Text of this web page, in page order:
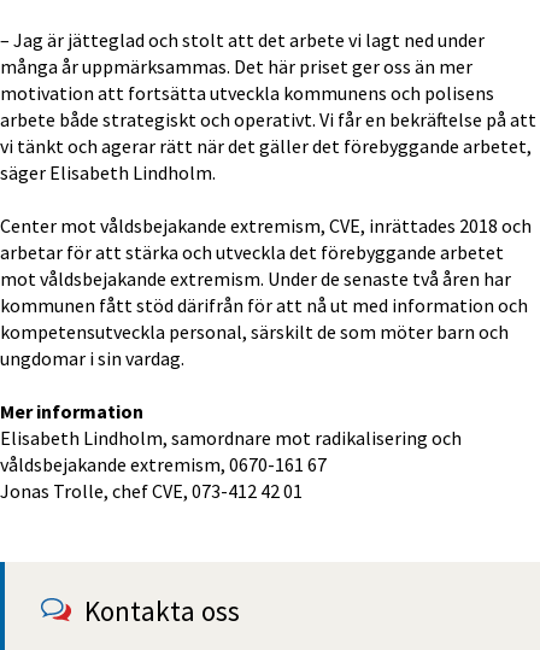
– Jag är jätteglad och stolt att det arbete vi lagt ned under
många år uppmärksammas. Det här priset ger oss än mer
motivation att fortsätta utveckla kommunens och polisens
arbete både strategiskt och operativt. Vi får en bekräftelse på att
vi tänkt och agerar rätt när det gäller det förebyggande arbetet,
säger Elisabeth Lindholm.
Center mot våldsbejakande extremism, CVE, inrättades 2018 och
arbeta­r för att stärka och utveckla det förebyggande arbetet
mot våldsbejakande extremism. Under de senaste två åren har
kommunen fått stöd därifrån för att nå ut med information och
kompetensutveckla personal, särskilt de som möter barn och
ungdomar i sin vardag.
Mer information
Elisabeth Lindholm, samordnare mot radikalisering och
våldsbejakande extremism, 0670-161 67
Jonas Trolle, chef CVE, 073-412 42 01
Kontakta oss